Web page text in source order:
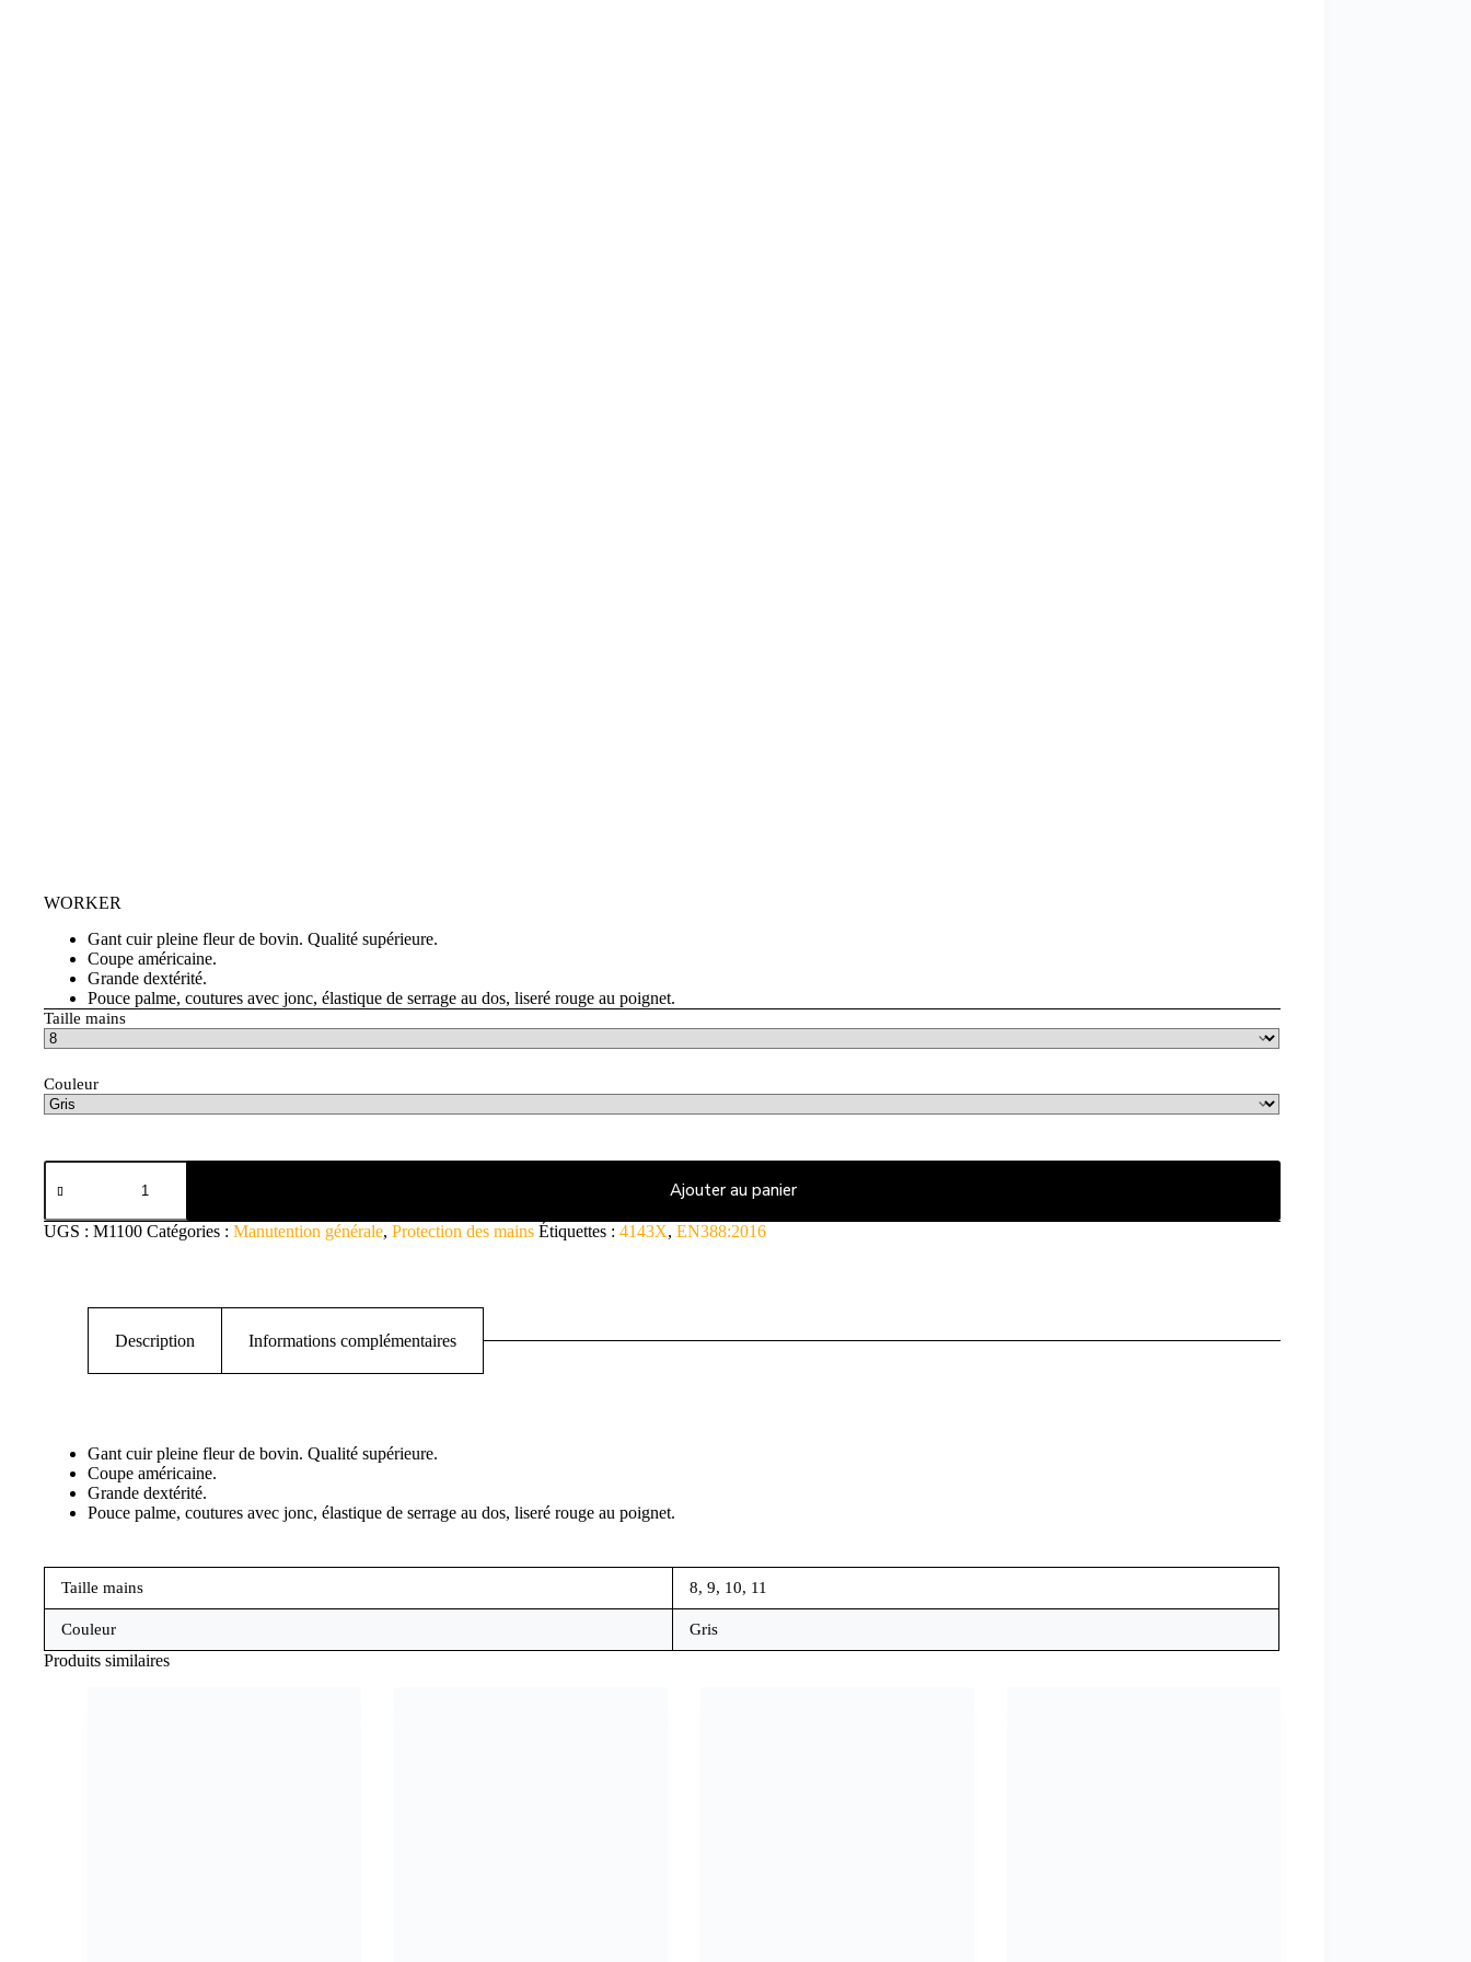
WORKER
Gant cuir pleine fleur de bovin. Qualité supérieure.
Coupe américaine.
Grande dextérité.
Pouce palme, coutures avec jonc, élastique de serrage au dos, liseré rouge au poignet.
Taille mains
Couleur
Ajouter au panier
UGS : M1100 Catégories : Manutention générale, Protection des mains Étiquettes : 4143X, EN388:2016
Description Informations complémentaires
Gant cuir pleine fleur de bovin. Qualité supérieure.
Coupe américaine.
Grande dextérité.
Pouce palme, coutures avec jonc, élastique de serrage au dos, liseré rouge au poignet.
Taille mains 8, 9, 10, 11
Couleur Gris
Produits similaires